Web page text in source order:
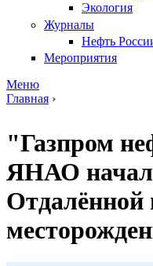
Экология
Журналы
Нефть
Мероприятия
Меню
Главная ›
"Газпром
ЯНАО